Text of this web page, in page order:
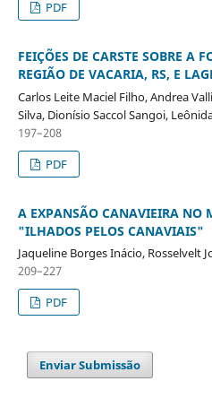
PDF
FEIÇÕES DE CARSTE SOBRE A
REGIÃO DE VACARIA, RS, E
Carlos Leite Maciel Filho, Andrea
Silva, Dionísio Saccol Sangoi,
197–208
PDF
A EXPANSÃO CANAVIEIRA NO
"ILHADOS PELOS CANAVIAIS"
Jaqueline Borges Inácio, Rosselvelt
209–227
PDF
Enviar Submissão